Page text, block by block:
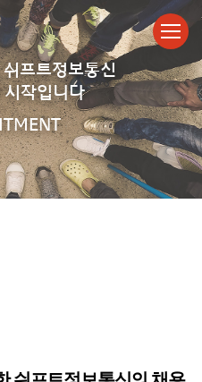
프트정보통신
작입니다